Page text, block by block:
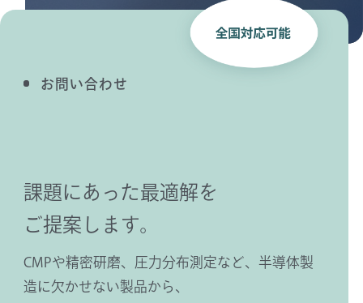
お問い合わせ
CONTACT
課題にあった最適解を
ご提案します。
CMPや精密研磨、圧力分布測定など、半導体製
造に欠かせない製品から、